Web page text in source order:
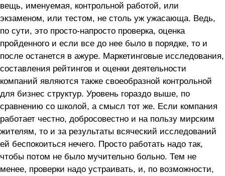
вещь, именуемая, контрольной работой, или
экзаменом, или тестом, не столь уж ужасающа. Ведь,
по сути, это просто-напросто проверка, оценка
пройденного и если все до нее было в порядке, то и
после останется в ажуре. Маркетинговые исследования,
составления рейтингов и оценки деятельности
компаний являются также своеобразной контрольной
для бизнес структур. Уровень гораздо выше, по
сравнению со школой, а смысл тот же. Если компания
работает честно, добросовестно и на пользу мирским
жителям, то и за результаты всяческий исследований
ей беспокоиться нечего. Просто работать надо так,
чтобы потом не было мучительно больно. Тем не
менее, проверки надо устраивать, и, по возможности,